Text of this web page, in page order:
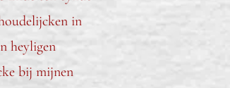
in
heyligen
bij mijnen